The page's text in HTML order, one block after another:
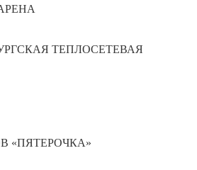
ТЕПЛОСЕТЕВАЯ
«ПЯТЕРОЧКА»